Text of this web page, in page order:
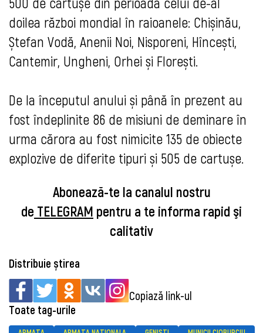
doilea război mondial în raioanele: Chișinău,
Ștefan Vodă, Anenii Noi, Nisporeni, Hîncești,
Cantemir, Ungheni, Orhei și Florești.
De la începutul anului și până în prezent au
fost îndeplinite 86 de misiuni de deminare în
urma cărora au fost nimicite 135 de obiecte
explozive de diferite tipuri și 505 de cartușe.
Abonează-te la canalul nostru
de TELEGRAM pentru a te informa rapid şi
calitativ
Distribuie știrea
Copiază link-ul
Toate tag-urile